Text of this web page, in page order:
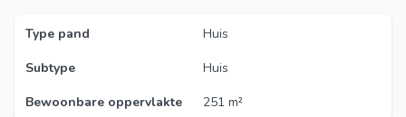
Type pand
Huis
Subtype
Huis
Bewoonbare oppervlakte
251 m²